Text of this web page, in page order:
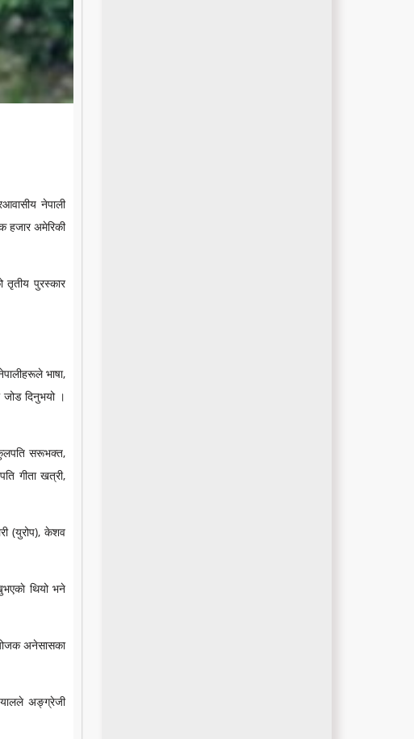
नेपाली
हजार अमेरिकी
तृतीय पुरस्कार
भाषा,
जोड दिनुभयो ।
सरूभक्त,
गीता खत्री,
(युरोप), केशव
थियो भने
अनेसासका
अङ्ग्रेजी